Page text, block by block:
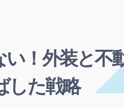
！外装と不
した戦略